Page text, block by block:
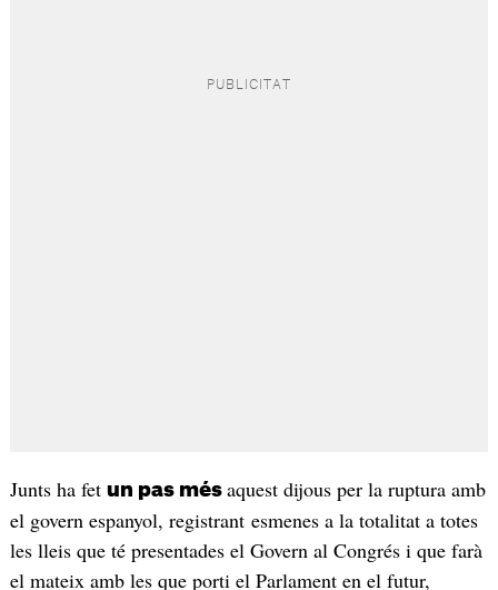
Junts ha fet un pas més aquest dijous per la ruptura amb
el govern espanyol, registrant esmenes a la totalitat a totes
les lleis que té presentades el Govern al Congrés i que farà
el mateix amb les que porti el Parlament en el futur,